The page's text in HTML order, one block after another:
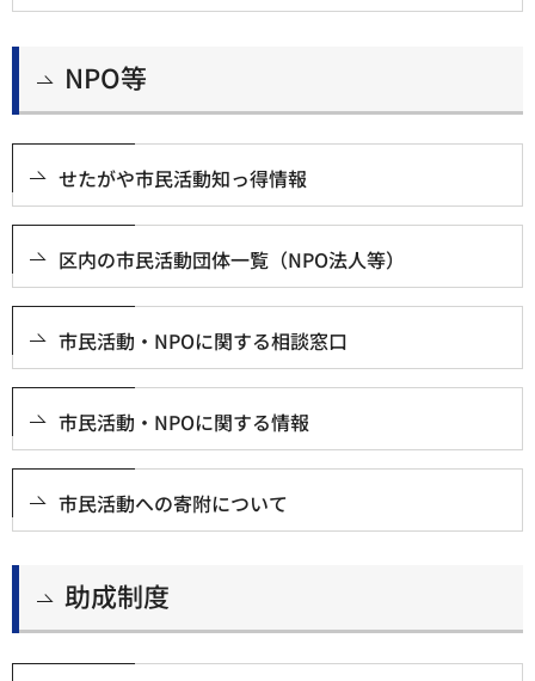
NPO等
せたがや市民活動知っ得情報
区内の市民活動団体一覧（NPO法人等）
市民活動・NPOに関する相談窓口
市民活動・NPOに関する情報
市民活動への寄附について
助成制度